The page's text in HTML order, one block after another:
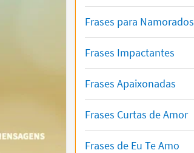
Frases para Namorados
Frases Impactantes
Frases Apaixonadas
Frases Curtas de Amor
Frases de Eu Te Amo